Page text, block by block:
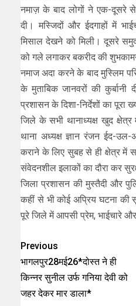
नमाज़ के बाद लोगों ने एक-दूसरे
दी। मस्जिदों और ईदगाहों में
मिसाल देखने को मिली। दूसरे
को गले लगाकर बकरीद की
नमाज अदा करने के बाद मुस्लिम
के मुताबिक जानवरों की
प्रशासन के दिशा-निर्देशों का पूरा
जिले के सभी थानाध्यक्ष खुद
थाना अध्यक्ष ज्ञान रंजन ईद-
कराने के लिए सुबह से ही क्षेत्र में
संवेदनशील इलाकों का दौरा कर
जिला प्रशासन की मुस्तैदी और
कहीं से भी कोई अप्रिय घटना की
पूरे जिले में आपसी प्रेम, भाईचारे
Previous
भागलपुर28मई26*दोस्त ने ही
किन्नर सुनील उर्फ गनिया देवी को
जहर देकर मार डाला*